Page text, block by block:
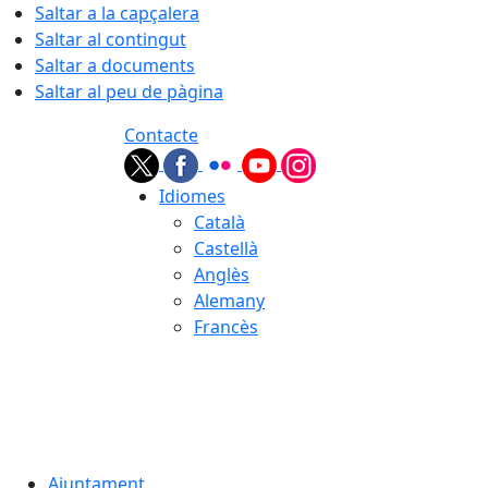
Saltar a la capçalera
Saltar al contingut
Saltar a documents
Saltar al peu de pàgina
Contacte
Idiomes
Català
Castellà
Anglès
Alemany
Francès